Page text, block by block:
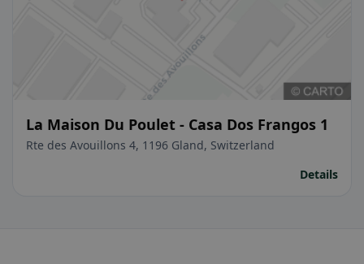
La Maison Du Poulet - Casa Dos Frangos 1
Rte des Avouillons 4, 1196 Gland, Switzerland
Details